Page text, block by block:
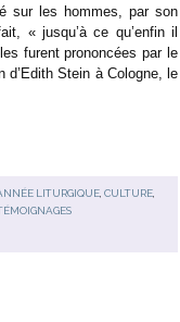
sur les hommes, par son
« jusqu’à ce qu’enfin il
furent prononcées par le
d’Edith Stein à Cologne, le
LITURGIQUE, CULTURE,